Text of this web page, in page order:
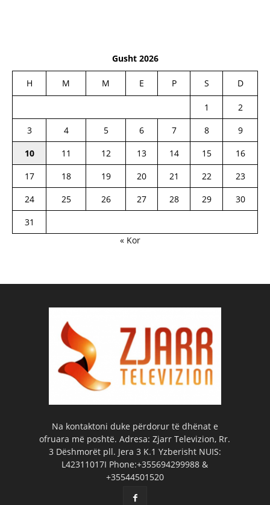
Gusht 2026
H M M E P S D
1
2
3
4 5 6 7 8
9
10
11 12 13 14 15
16
17
18 19 20 21 22
23
24
25 26 27 28 29
30
31
« Kor
Na kontaktoni duke përdorur të dhënat e
ofruara më poshtë. Adresa: Zjarr Televizion, Rr.
3 Dëshmorët pll. Jera 3 K.1 Yzberisht NUIS:
L42311017I Phone:+355694299988 &
+35544501520